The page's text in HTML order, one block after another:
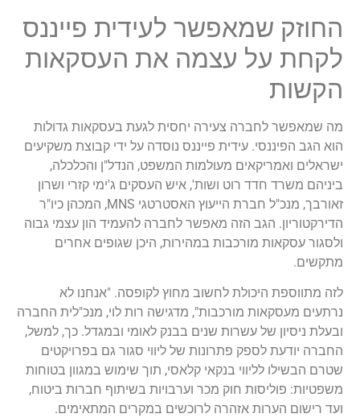
החוזק שמאפשר לעידית פייננס
לקחת על עצמה את העסקאות
הקשות
מה שמאפשר לחברה צעירה יחסית לגעת בעסקאות גדולות
הוא הגב הפיננסי. עידית פייננס נוסדה על ידי קבוצת משקיעים
ישראלים ואמריקאים מעולמות המשפט, הנדל"ן והכלכלה,
ביניהם משרד חדד רוט ושות', איש העסקים ג'ימי קזרי ושרון
זאורבך, מנכ"ל חברת הייעוץ האסטרטגי MNS, המכהן כיו"ר
הדירקטוריון. הגב הזה מאפשר לחברה להעמיד הון עצמי גבוה
ולסגור עסקאות מורכבות במהירות, היכן שגופים אחרים
מתקשים.
לזה מתווספת היכולת לחשוב מחוץ לקופסה. "אנחנו לא
נרתעים מעסקאות מורכבות", מדגישה רות לוי, מנכ"לית החברה
ובעלת ניסיון של עשרות שנים בבנק לאומי ובמגדל. כך, למשל,
החברה יודעת לספק פתרונות של ליווי סגור גם בפרויקטים
שטרם הבשילו לליווי בנקאי קלאסי, תוך שימוש במגוון בטוחות
משפטיות: פוליסות חוק מכר וערבויות בשיתוף חברות ביטוח,
ועד רישום הערות אזהרה לרוכשים במקרים המתאימים.